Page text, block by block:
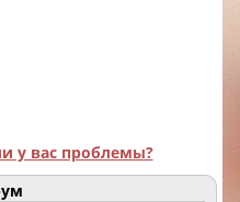
у вас проблемы?